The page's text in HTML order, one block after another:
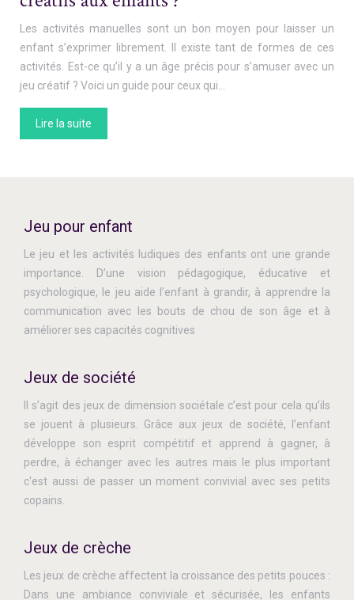
Les activités manuelles sont un bon moyen pour laisser un
enfant s’exprimer librement. Il existe tant de formes de ces
activités. Est-ce qu’il y a un âge précis pour s’amuser avec un
jeu créatif ? Voici un guide pour ceux qui…
Lire la suite
Jeu pour enfant
Le jeu et les activités ludiques des enfants ont une grande
importance. D’une vision pédagogique, éducative et
psychologique, le jeu aide l’enfant à grandir, à apprendre la
communication avec les bouts de chou de son âge et à
améliorer ses capacités cognitives
Jeux de société
Il s’agit des jeux de dimension sociétale c’est pour cela qu’ils
se jouent à plusieurs. Grâce aux jeux de société, l’enfant
développe son esprit compétitif et apprend à gagner, à
perdre, à échanger avec les autres mais le plus important
c'est aussi de passer un moment convivial avec ses petits
copains.
Jeux de crèche
Les jeux de crèche affectent la croissance des petits pouces :
Dans une ambiance conviviale et sécurisée, les enfants